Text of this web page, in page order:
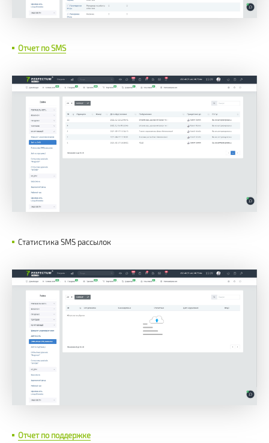
Отчет по SMS
Статистика SMS рассылок
Отчет по поддержке